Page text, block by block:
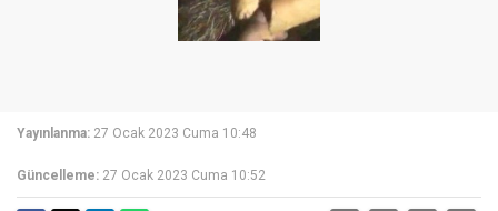
Yayınlanma: 27 Ocak 2023 Cuma 10:48
Güncelleme: 27 Ocak 2023 Cuma 10:52